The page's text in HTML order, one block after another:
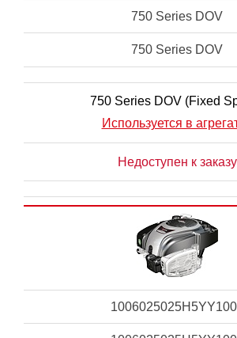
750 Series DOV
750 Series DOV
750 Series DOV (Fixed
Используется в
Недоступен к заказу